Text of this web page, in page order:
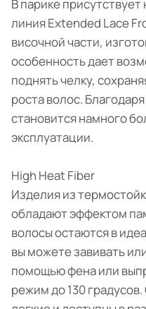
В парике
линия Extended Lace
височной части,
особенность дает
поднять челку,
роста волос.
становится намного
эксплуатации.
High Heat Fiber
Изделия из
обладают эффектом
волосы остаются в
вы можете завивать
помощью фена или
режим до 130